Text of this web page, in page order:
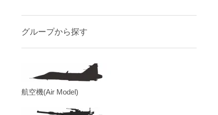
グループから探す
航空機(Air Model)